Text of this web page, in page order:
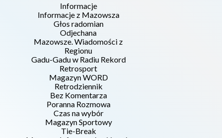
Informacje
Informacje z Mazowsza
Głos radomian
Odjechana
Mazowsze. Wiadomości z
Regionu
Gadu-Gadu w Radiu Rekord
Retrosport
Magazyn WORD
Retrodziennik
Bez Komentarza
Poranna Rozmowa
Czas na wybór
Magazyn Sportowy
Tie-Break